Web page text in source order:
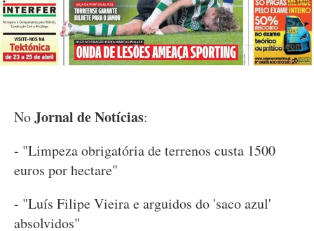
NoJornal de Notícias:
- "Limpeza obrigatória de terrenos custa 1500
euros por hectare"
- "Luís Filipe Vieira e arguidos do 'saco azul'
absolvidos"